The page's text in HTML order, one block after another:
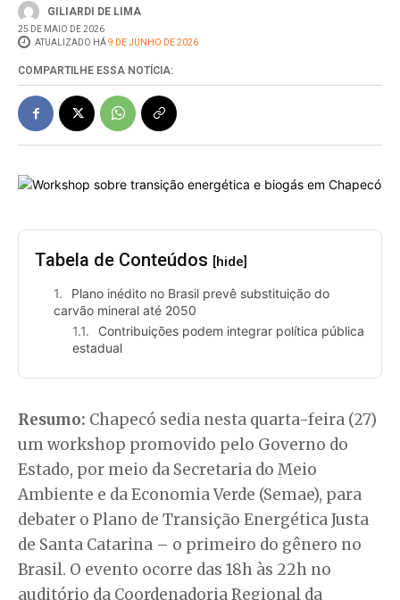
GILIARDI DE LIMA
25 DE MAIO DE 2026
ATUALIZADO HÁ9 DE JUNHO DE 2026
COMPARTILHE ESSA NOTÍCIA:
Tabela de Conteúdos [hide]
Plano inédito no Brasil prevê substituição do
carvão mineral até 2050
Contribuições podem integrar política pública
estadual
Resumo: Chapecó sedia nesta quarta-feira (27)
um workshop promovido pelo Governo do
Estado, por meio da Secretaria do Meio
Ambiente e da Economia Verde (Semae), para
debater o Plano de Transição Energética Justa
de Santa Catarina – o primeiro do gênero no
Brasil. O evento ocorre das 18h às 22h no
auditório da Coordenadoria Regional da